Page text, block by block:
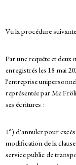
Vu la procédure
Par une requête et
enregistrés les 18 mai
l'entreprise
représentée par Me
ses écritures :
1°) d'annuler pour
modification de la
service public de